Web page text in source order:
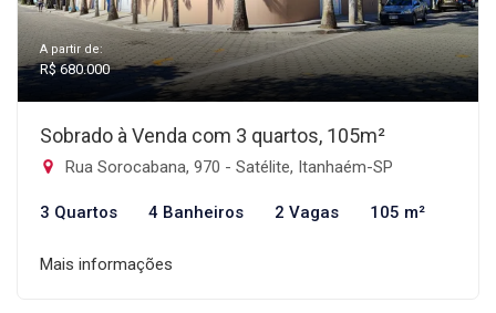
A partir de:
R$ 680.000
Sobrado à Venda com 3 quartos, 105m²
Rua Sorocabana, 970 - Satélite, Itanhaém-SP
3 Quartos 4 Banheiros 2 Vagas 105 m²
Mais informações